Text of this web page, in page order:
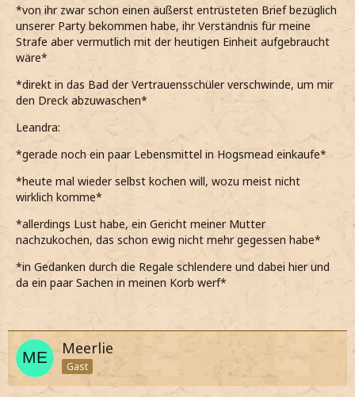
*von ihr zwar schon einen äußerst entrüsteten Brief bezüglich
unserer Party bekommen habe, ihr Verständnis für meine
Strafe aber vermutlich mit der heutigen Einheit aufgebraucht
wäre*
*direkt in das Bad der Vertrauensschüler verschwinde, um mir
den Dreck abzuwaschen*
Leandra:
*gerade noch ein paar Lebensmittel in Hogsmead einkaufe*
*heute mal wieder selbst kochen will, wozu meist nicht
wirklich komme*
*allerdings Lust habe, ein Gericht meiner Mutter
nachzukochen, das schon ewig nicht mehr gegessen habe*
*in Gedanken durch die Regale schlendere und dabei hier und
da ein paar Sachen in meinen Korb werf*
Meerlie
Gast